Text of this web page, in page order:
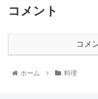
コメント
コメ
ホーム 料理